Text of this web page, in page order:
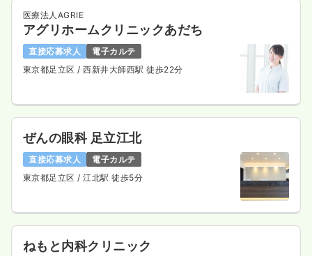
医療法人AGRIE
アグリホームクリニックあだち
直接応募求人
電子カルテ
東京都足立区 / 西新井大師西駅 徒歩22分
ぜんの眼科 足立江北
直接応募求人
電子カルテ
東京都足立区 / 江北駅 徒歩5分
ねもと内科クリニック